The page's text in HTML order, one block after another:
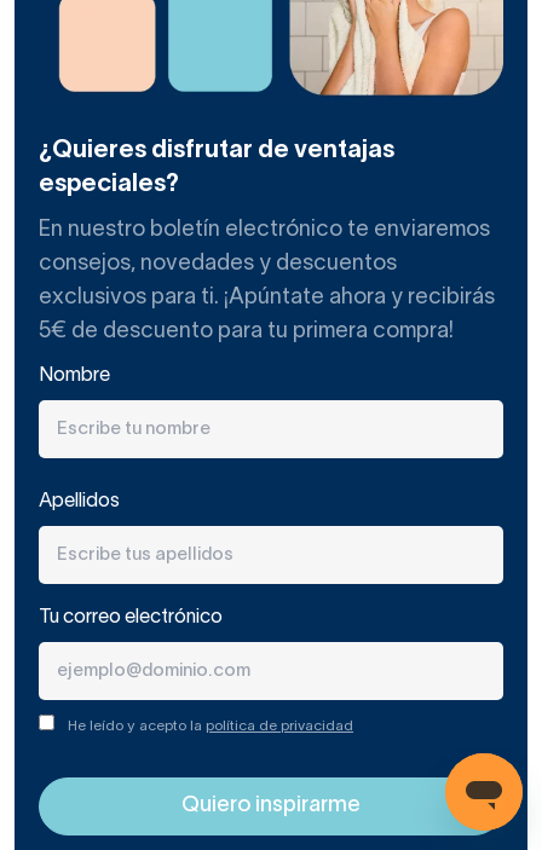
¿Quieres disfrutar de ventajas
especiales?
En nuestro boletín electrónico te enviaremos
consejos, novedades y descuentos
exclusivos para ti. ¡Apúntate ahora y recibirás
5€ de descuento para tu primera compra!
Nombre
Apellidos
Tu correo electrónico
He leído y acepto la política de privacidad